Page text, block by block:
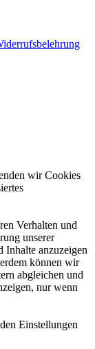
wir Cookies
Verhalten und
unserer
Inhalte anzuzeigen
können wir
abgleichen und
nur wenn
Einstellungen